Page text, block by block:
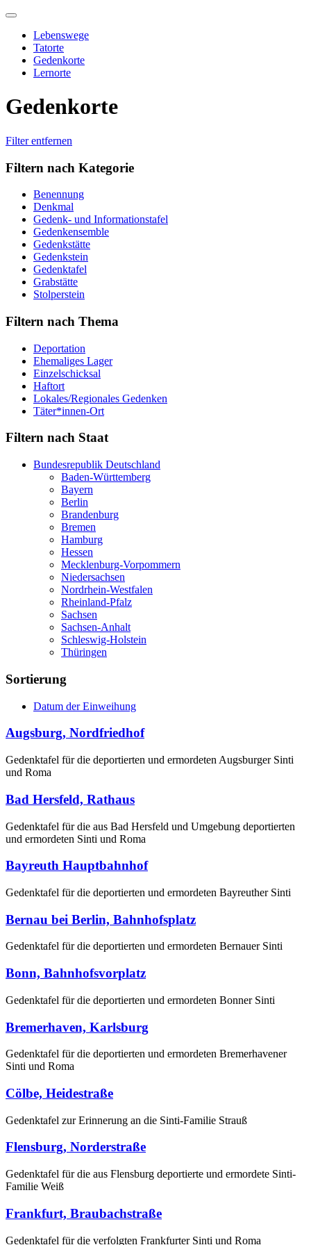
Skip
contentLebenswege
Tatorte
Gedenkorte
Lernorte
Gedenkorte
Filter entfernen
Filtern nach Kategorie
Benennung
Denkmal
Gedenk- und Informationstafel
Gedenkensemble
Gedenkstätte
Gedenkstein
Gedenktafel
Grabstätte
Stolperstein
Filtern nach Thema
Deportation
Ehemaliges Lager
Einzelschicksal
Haftort
Lokales/Regionales Gedenken
Täter*innen-Ort
Filtern nach Staat
Bundesrepublik Deutschland
Baden-Württemberg
Bayern
Berlin
Brandenburg
Bremen
Hamburg
Hessen
Mecklenburg-Vorpommern
Niedersachsen
Nordrhein-Westfalen
Rheinland-Pfalz
Sachsen
Sachsen-Anhalt
Schleswig-Holstein
Thüringen
Sortierung
Datum der Einweihung
Augsburg, Nordfriedhof
Gedenktafel für die deportierten und ermordeten Augsburger Sinti
und Roma
Bad Hersfeld, Rathaus
Gedenktafel für die aus Bad Hersfeld und Umgebung deportierten
und ermordeten Sinti und Roma
Bayreuth Hauptbahnhof
Gedenktafel für die deportierten und ermordeten Bayreuther Sinti
Bernau bei Berlin, Bahnhofsplatz
Gedenktafel für die deportierten und ermordeten Bernauer Sinti
Bonn, Bahnhofsvorplatz
Gedenktafel für die deportierten und ermordeten Bonner Sinti
Bremerhaven, Karlsburg
Gedenktafel für die deportierten und ermordeten Bremerhavener
Sinti und Roma
Cölbe, Heidestraße
Gedenktafel zur Erinnerung an die Sinti-Familie Strauß
Flensburg, Norderstraße
Gedenktafel für die aus Flensburg deportierte und ermordete Sinti-
Familie Weiß
Frankfurt, Braubachstraße
Gedenktafel für die verfolgten Frankfurter Sinti und Roma